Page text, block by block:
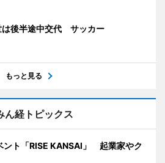
は後半途中交代 サッカー
もっと見る
ん経トピックス
ント「RISE KANSAI」 起業家やク